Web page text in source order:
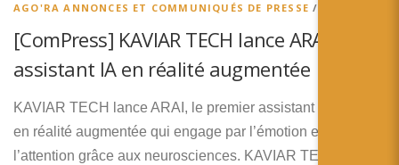
AGO'RA ANNONCES ET COMMUNIQUÉS DE PRESSE /
[ComPress] KAVIAR TECH lance ARAI, un
assistant IA en réalité augmentée
KAVIAR TECH lance ARAI, le premier assistant IA incarné
en réalité augmentée qui engage par l’émotion et capte
l’attention grâce aux neurosciences. KAVIAR TECH, une